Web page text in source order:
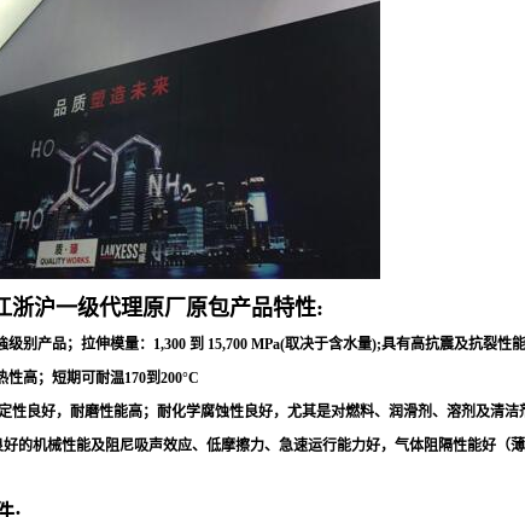
浙沪一级代理原厂原包产品特性:
别产品；拉伸模量：1,300 到 15,700 MPa(取决于含水量);具有高抗震及抗裂
高；短期可耐温170到200°C
性良好，耐磨性能高；耐化学腐蚀性良好，尤其是对燃料、润滑剂、溶剂及清
的机械性能及阻尼吸声效应、低摩擦力、急速运行能力好，气体阻隔性能好（薄